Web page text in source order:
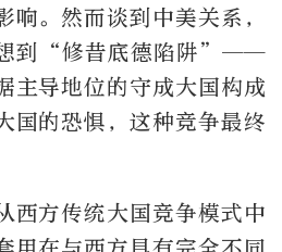
响。然而谈到中美关系，
想到“修昔底德陷阱”——
主导地位的守成大国构成
国的恐惧，这种竞争最终
西方传统大国竞争模式中